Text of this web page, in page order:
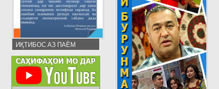
ИҚТИБОС АЗ ПАЁМ